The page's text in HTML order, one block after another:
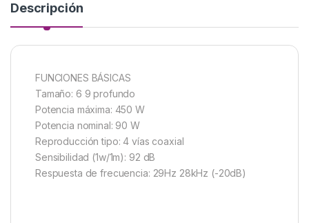
Descripción
FUNCIONES BÁSICAS
Tamaño: 6 9 profundo
Potencia máxima: 450 W
Potencia nominal: 90 W
Reproducción tipo: 4 vías coaxial
Sensibilidad (1w/1m): 92 dB
Respuesta de frecuencia: 29Hz 28kHz (-20dB)